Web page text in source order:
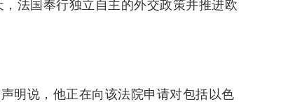
法国奉行独立自主的外交政策并推进欧
明说，他正在向该法院申请对包括以色